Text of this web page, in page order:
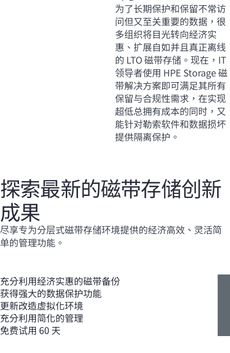
为了长期保护和保留不常访
问但又至关重要的数据，很
多组织将目光转向经济实
惠、扩展自如并且真正离线
的 LTO 磁带存储。现在，IT
领导者使用 HPE Storage 磁
带解决方案即可满足其所有
保留与合规性需求，在实现
超低总拥有成本的同时，又
能针对勒索软件和数据损坏
提供隔离保护。
探索最新的磁带存储创新
成果
尽享专为分层式磁带存储环境提供的经济高效、灵活简
单的管理功能。
充分利用经济实惠的磁带备份
获得强大的数据保护功能
更新改造虚拟化环境
充分利用简化的管理
免费试用 60 天